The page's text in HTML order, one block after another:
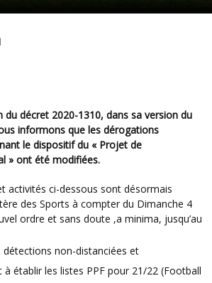
informons que les dérogations
le dispositif du « Projet de
» ont été modifiées.
des Sports à compter du Dimanche 4
ordre et sans doute ,a minima, jusqu’au
détections non-distanciées et
à établir les listes PPF pour 21/22 (Football